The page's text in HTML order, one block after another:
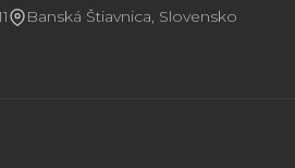
Banská Štiavnica, Slovensko